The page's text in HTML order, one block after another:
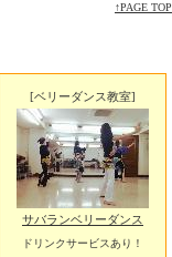
↑PAGE TOP
[ベリーダンス教室]
サバランベリーダンス
ドリンクサービスあり！